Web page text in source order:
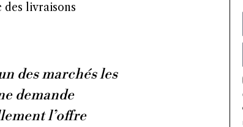
des livraisons
des marchés les
demande
l’offre